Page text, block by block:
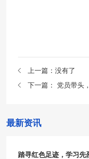
上一篇：没有了
党员带头
下一篇：
最新资讯
踏寻红色足迹，学习先